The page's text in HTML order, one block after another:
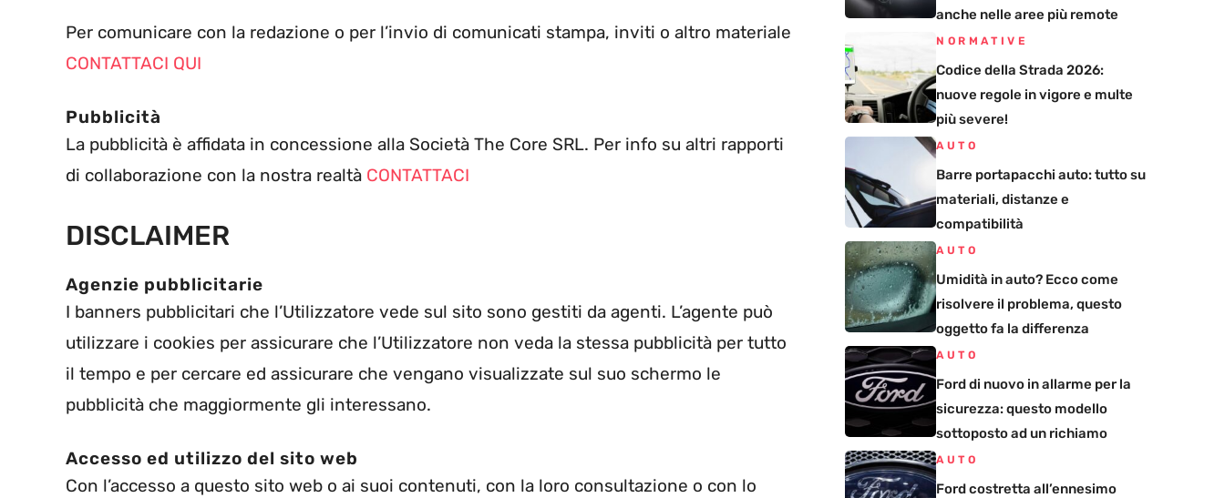
Per comunicare con la redazione o per l’invio di comunicati stampa, inviti o altro materiale
CONTATTACI QUI
Pubblicità
La pubblicità è affidata in concessione alla Società The Core SRL. Per info su altri rapporti
di collaborazione con la nostra realtà CONTATTACI
DISCLAIMER
Agenzie pubblicitarie
I banners pubblicitari che l’Utilizzatore vede sul sito sono gestiti da agenti. L’agente può
utilizzare i cookies per assicurare che l’Utilizzatore non veda la stessa pubblicità per tutto
il tempo e per cercare ed assicurare che vengano visualizzate sul suo schermo le
pubblicità che maggiormente gli interessano.
Accesso ed utilizzo del sito web
Con l’accesso a questo sito web o ai suoi contenuti, con la loro consultazione o con lo
anche nelle aree più remote
NORMATIVE
Codice della Strada 2026:
nuove regole in vigore e multe
più severe!
AUTO
Barre portapacchi auto: tutto su
materiali, distanze e
compatibilità
AUTO
Umidità in auto? Ecco come
risolvere il problema, questo
oggetto fa la differenza
AUTO
Ford di nuovo in allarme per la
sicurezza: questo modello
sottoposto ad un richiamo
AUTO
Ford costretta all’ennesimo